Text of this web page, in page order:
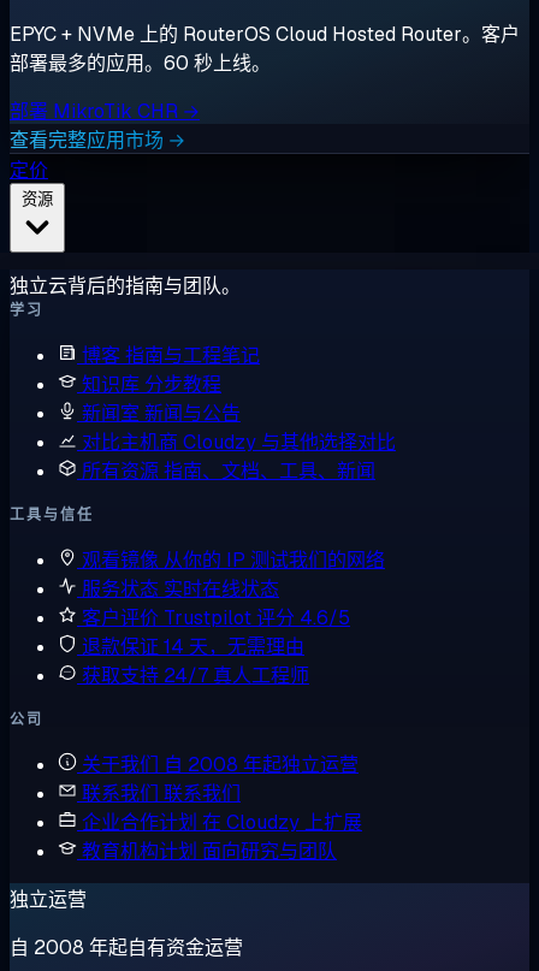
EPYC + NVMe 上的 RouterOS Cloud Hosted Router。客户
部署最多的应用。60 秒上线。
部署 MikroTik CHR →
查看完整应用市场 →
定价
独立云背后的指南与团队。
学习
博客指南与工程笔记
知识库 分步教程
新闻室 新闻与公告
对比主机商 Cloudzy 与其他选择对比
所有资源指南、文档、工具、新闻
工具与信任
观看镜像 从你的 IP 测试我们的网络
服务状态 实时在线状态
客户评价 Trustpilot 评分 4.6/5
退款保证 14 天，无需理由
获取支持 24/7 真人工程师
公司
关于我们 自 2008 年起独立运营
联系我们 联系我们
企业合作计划 在 Cloudzy 上扩展
教育机构计划 面向研究与团队
独立运营
自 2008 年起自有资金运营